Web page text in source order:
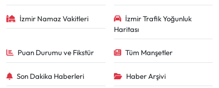
İzmir Namaz Vakitleri
İzmir Trafik Yoğunluk
Haritası
Puan Durumu ve Fikstür Tüm Manşetler
Son Dakika Haberleri Haber Arşivi